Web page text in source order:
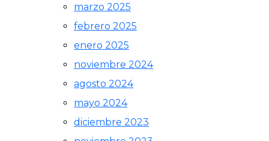
marzo 2025
febrero 2025
enero 2025
noviembre 2024
agosto 2024
mayo 2024
diciembre 2023